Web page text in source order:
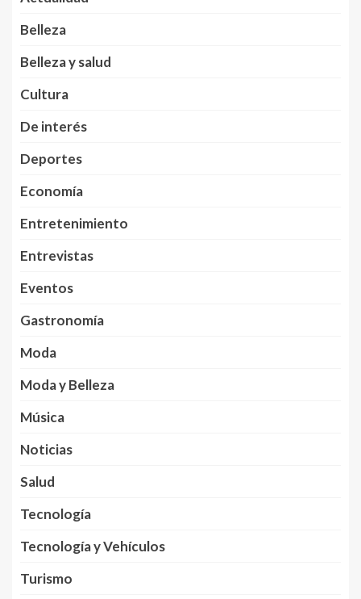
Belleza
Belleza y salud
Cultura
De interés
Deportes
Economía
Entretenimiento
Entrevistas
Eventos
Gastronomía
Moda
Moda y Belleza
Música
Noticias
Salud
Tecnología
Tecnología y Vehículos
Turismo